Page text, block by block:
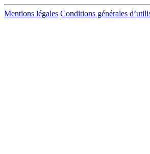
Mentions légales Conditions générales